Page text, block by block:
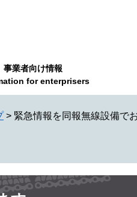
事業者向け情報
for enterprisers
> 緊急情報を同報無線設備で